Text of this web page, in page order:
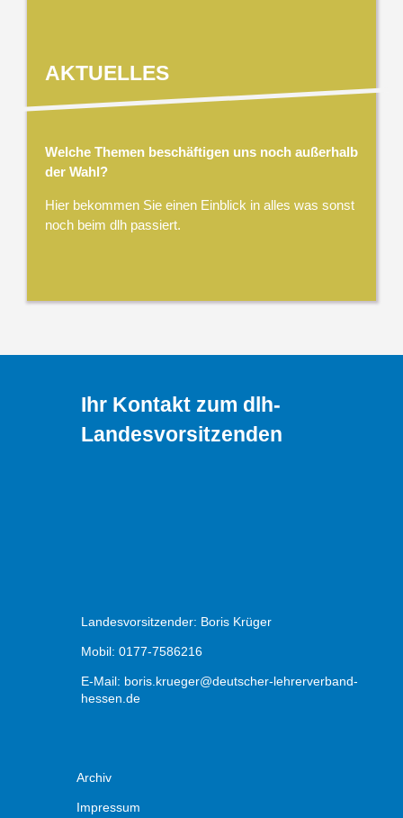
AKTUELLES
Welche Themen beschäftigen uns noch außerhalb
der Wahl?
Hier bekommen Sie einen Einblick in alles was sonst
noch beim dlh passiert.
Ihr Kontakt zum dlh-
Landesvorsitzenden
Landesvorsitzender: Boris Krüger
Mobil: 0177-7586216
E-Mail: boris.krueger@deutscher-lehrerverband-
hessen.de
Archiv
Impressum